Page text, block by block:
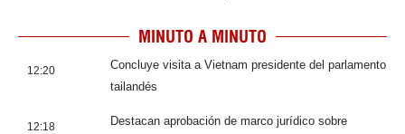
MINUTO A MINUTO
12:20
Concluye visita a Vietnam presidente del parlamento
tailandés
12:18
Destacan aprobación de marco jurídico sobre